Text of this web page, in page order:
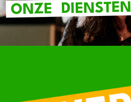
ONZE DIENSTEN